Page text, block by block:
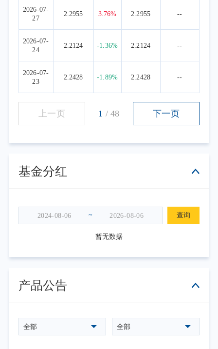
2026-07-
27
2.2955 3.76% 2.2955 --
2026-07-
24
2.2124 -1.36% 2.2124 --
2026-07-
23
2.2428 -1.89% 2.2428 --
上一页 1 / 48 下一页
基金分红
~ 查询
暂无数据
产品公告
全部 全部